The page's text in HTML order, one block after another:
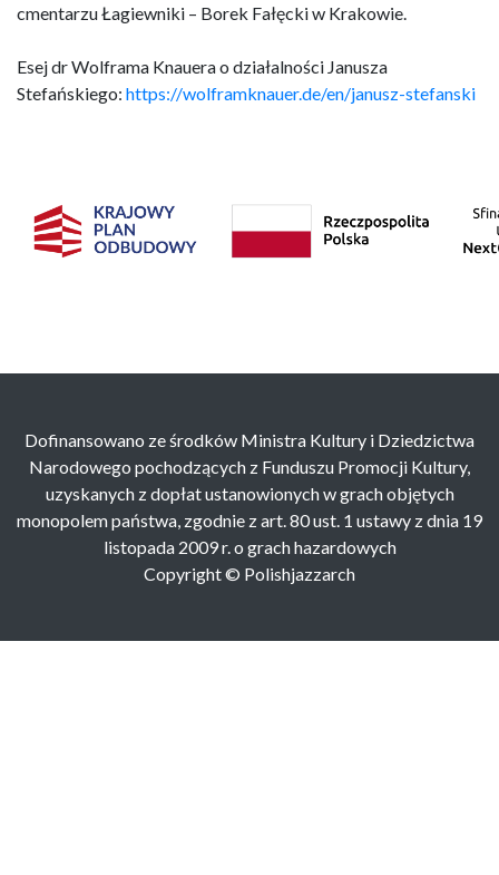
cmentarzu Łagiewniki – Borek Fałęcki w Krakowie.
Esej dr Wolframa Knauera o działalności Janusza
Stefańskiego: https://wolframknauer.de/en/janusz-stefanski
Dofinansowano ze środków Ministra Kultury i Dziedzictwa
Narodowego pochodzących z Funduszu Promocji Kultury,
uzyskanych z dopłat ustanowionych w grach objętych
monopolem państwa, zgodnie z art. 80 ust. 1 ustawy z dnia 19
listopada 2009 r. o grach hazardowych
Copyright © Polishjazzarch